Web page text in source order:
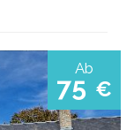
Ab
75 €